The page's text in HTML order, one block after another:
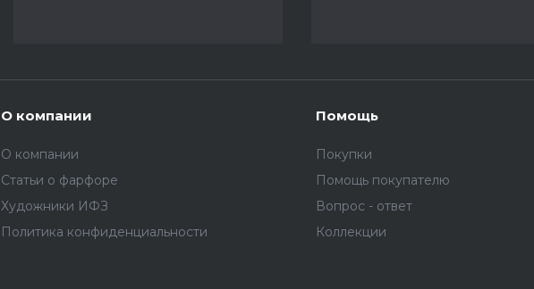
О компании
О компании
Статьи о фарфоре
Художники ИФЗ
Политика конфиденциальности
Помощь
Покупки
Помощь покупателю
Вопрос - ответ
Коллекции